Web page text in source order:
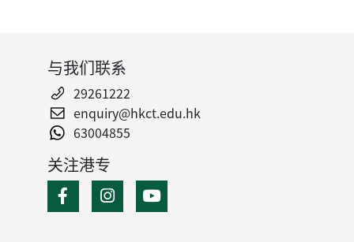
与我们联系
29261222
enquiry@hkct.edu.hk
63004855
关注港专